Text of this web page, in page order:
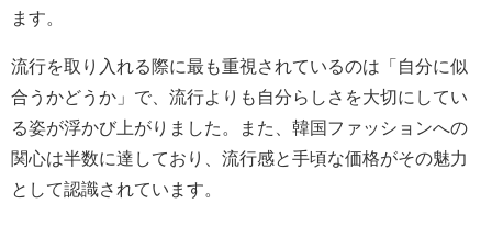
ます。
流行を取り入れる際に最も重視されているのは「自分に似
合うかどうか」で、流行よりも自分らしさを大切にしてい
る姿が浮かび上がりました。また、韓国ファッションへの
関心は半数に達しており、流行感と手頃な価格がその魅力
として認識されています。